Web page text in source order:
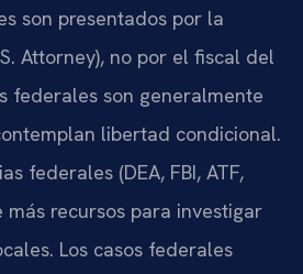
son presentados por la
Attorney), no por el fiscal del
federales son generalmente
libertad condicional.
federales (DEA, FBI, ATF,
más recursos para investigar
Los casos federales